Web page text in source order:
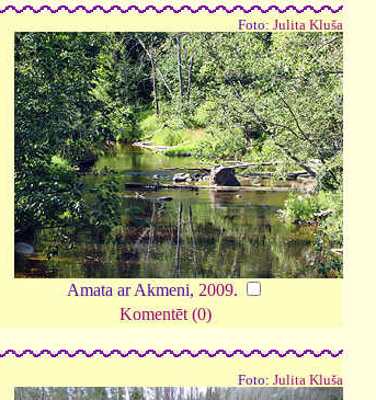
Foto: Julita Kluša
Amata ar Akmeni, 2009.
Komentēt (0)
Foto: Julita Kluša